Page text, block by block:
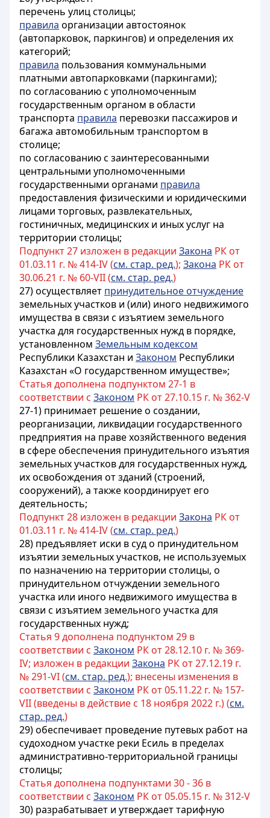
перечень улиц столицы;
правила организации автостоянок
(автопарковок, паркингов) и определения их
категорий;
правила пользования коммунальными
платными автопарковками (паркингами);
по согласованию с уполномоченным
государственным органом в области
транспорта правила перевозки пассажиров и
багажа автомобильным транспортом в
столице;
по согласованию с заинтересованными
центральными уполномоченными
государственными органами правила
предоставления физическими и юридическими
лицами торговых, развлекательных,
гостиничных, медицинских и иных услуг на
территории столицы;
Подпункт 27 изложен в редакции Закона РК от
01.03.11 г. № 414-IV (см. стар. ред.); Закона РК от
30.06.21 г. № 60-VII (см. стар. ред.)
27) осуществляет принудительное отчуждение
земельных участков и (или) иного недвижимого
имущества в связи с изъятием земельного
участка для государственных нужд в порядке,
установленном Земельным кодексом
Республики Казахстан и Законом Республики
Казахстан «О государственном имуществе»;
Статья дополнена подпунктом 27-1 в
соответствии с Законом РК от 27.10.15 г. № 362-V
27-1) принимает решение о создании,
реорганизации, ликвидации государственного
предприятия на праве хозяйственного ведения
в сфере обеспечения принудительного изъятия
земельных участков для государственных нужд,
их освобождения от зданий (строений,
сооружений), а также координирует его
деятельность;
Подпункт 28 изложен в редакции Закона РК от
01.03.11 г. № 414-IV (см. стар. ред.)
28) предъявляет иски в суд о принудительном
изъятии земельных участков, не используемых
по назначению на территории столицы, о
принудительном отчуждении земельного
участка или иного недвижимого имущества в
связи с изъятием земельного участка для
государственных нужд;
Статья 9 дополнена подпунктом 29 в
соответствии с Законом РК от 28.12.10 г. № 369-
IV; изложен в редакции Закона РК от 27.12.19 г.
№ 291-VI (см. стар. ред.); внесены изменения в
соответствии с Законом РК от 05.11.22 г. № 157-
VII (введены в действие с 18 ноября 2022 г.) (см.
стар. ред.)
29) обеспечивает проведение путевых работ на
судоходном участке реки Есиль в пределах
административно-территориальной границы
столицы;
Статья дополнена подпунктами 30 - 36 в
соответствии с Законом РК от 05.05.15 г. № 312-V
30) разрабатывает и утверждает тарифную